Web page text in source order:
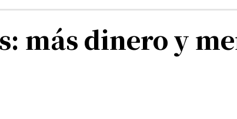
más dinero y